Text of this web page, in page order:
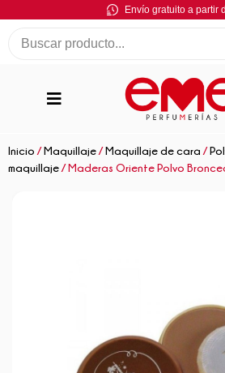
Envío gratuito a partir
Inicio /Maquillaje /Maquillaje de cara /
maquillaje / Maderas Oriente Polvo